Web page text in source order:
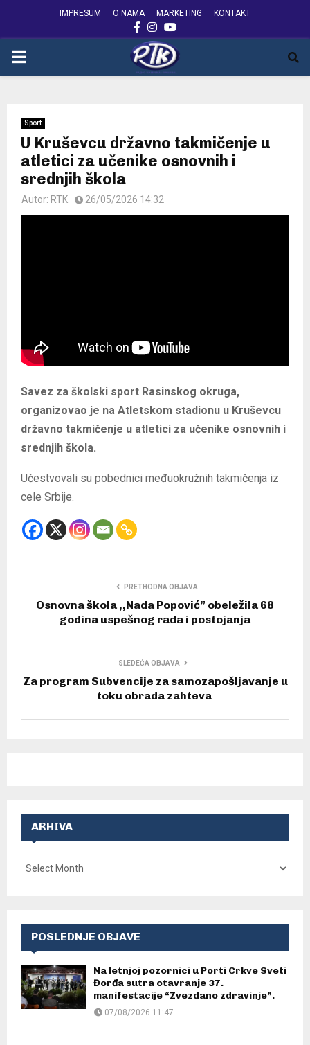
IMPRESUM O NAMA MARKETING KONTAKT
FACEBOOK
INSTAGRAM
YOUTUBE
PRIMARY
Sport
U Kruševcu državno takmičenje u
atletici za učenike osnovnih i
srednjih škola
Autor: RTK 26/05/2026 14:32
Savez za školski sport Rasinskog okruga,
organizovao je na Atletskom stadionu u Kruševcu
državno takmičenje u atletici za učenike osnovnih i
srednjih škola.
Učestvovali su pobednici međuokružnih takmičenja iz
cele Srbije.
PRETHODNA OBJAVA
Osnovna škola ,,Nada Popović” obeležila 68
godina uspešnog rada i postojanja
SLEDEĆA OBJAVA
Za program Subvencije za samozapošljavanje u
toku obrada zahteva
ARHIVA
POSLEDNJE OBJAVE
Na letnjoj pozornici u Porti Crkve Sveti
Đorđa sutra otavranje 37.
manifestacije “Zvezdano zdravinje”.
07/08/2026 11:47